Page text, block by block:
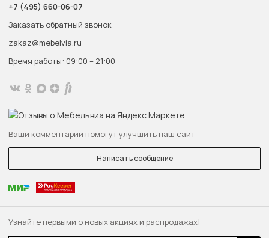
Узнайте первыми о новых акциях и распродажах!
+7 (495) 660-06-07
Заказать обратный звонок
zakaz@mebelvia.ru
Время работы: 09:00 – 21:00
Ваши комментарии помогут улучшить наш сайт
Написать сообщение